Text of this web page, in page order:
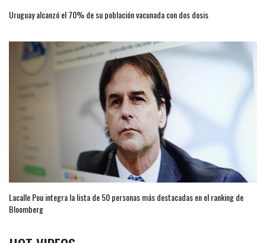
Uruguay alcanzó el 70% de su población vacunada con dos dosis
Lacalle Pou integra la lista de 50 personas más destacadas en el ranking de
Bloomberg